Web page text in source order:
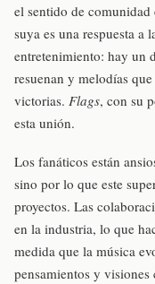
el sentido de
suya es una respuesta a
entretenimiento: hay un
resuenan y melodías
victorias. Flags, con su
esta unión.
Los fanáticos están
sino por lo que este
proyectos. Las
en la industria, lo que
medida que la música
pensamientos y